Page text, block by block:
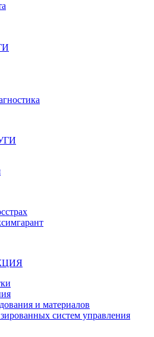
и материалов
систем управления